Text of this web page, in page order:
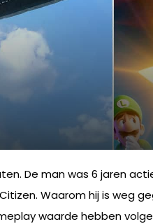
De man was 6 jaren
Waarom hij is weg
waarde hebben